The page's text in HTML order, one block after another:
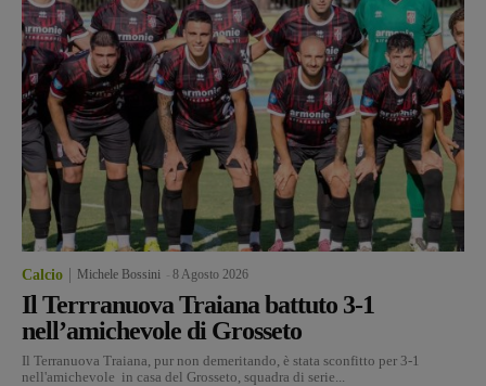
Calcio Michele Bossini 8 Agosto 2026
Il Terrranuova Traiana battuto 3-1
nell’amichevole di Grosseto
Il Terranuova Traiana, pur non demeritando, è stata sconfitto per 3-1
nell'amichevole in casa del Grosseto, squadra di serie...